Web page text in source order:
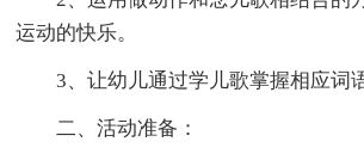
运动的快乐。
3、让幼儿通过学儿歌掌握相应词
二、活动准备：